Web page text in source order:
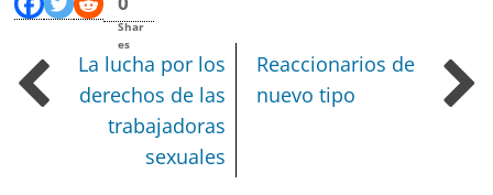
Shar
es
La lucha por los
derechos de las
trabajadoras
sexuales
Reaccionarios de
nuevo tipo